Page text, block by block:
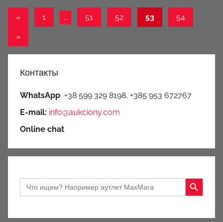
u
t
Пагинация
записей
«Предыдущие
1 … 51 52 53 54
Следующие
»
Контакты
WhatsApp +38 599 329 8198, +385 953 672767
E-mail: info@aukciony.com
Online chat
Search
for:
Search Button